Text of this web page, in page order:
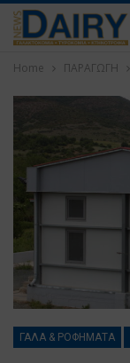
Home ΠΑΡΑΓΩΓΗ
ΓΑΛΑ & ΡΟΦΗΜΑΤΑ